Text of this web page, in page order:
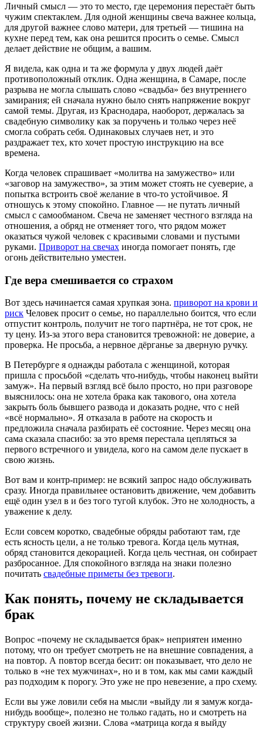
Личный смысл — это то место, где церемония перестаёт быть
чужим спектаклем. Для одной женщины свеча важнее кольца,
для другой важнее слово матери, для третьей — тишина на
кухне перед тем, как она решится просить о семье. Смысл
делает действие не общим, а вашим.
Я видела, как одна и та же формула у двух людей даёт
противоположный отклик. Одна женщина, в Самаре, после
разрыва не могла слышать слово «свадьба» без внутреннего
замирания; ей сначала нужно было снять напряжение вокруг
самой темы. Другая, из Краснодара, наоборот, держалась за
свадебную символику как за поручень и только через неё
смогла собрать себя. Одинаковых случаев нет, и это
раздражает тех, кто хочет простую инструкцию на все
времена.
Когда человек спрашивает «молитва на замужество» или
«заговор на замужество», за этим может стоять не суеверие, а
попытка встроить своё желание в что-то устойчивое. Я
отношусь к этому спокойно. Главное — не путать личный
смысл с самообманом. Свеча не заменяет честного взгляда на
отношения, а обряд не отменяет того, что рядом может
оказаться чужой человек с красивыми словами и пустыми
руками. Приворот на свечах иногда помогает понять, где
огонь действительно уместен.
Где вера смешивается со страхом
Вот здесь начинается самая хрупкая зона. приворот на крови и
риск Человек просит о семье, но параллельно боится, что если
отпустит контроль, получит не того партнёра, не тот срок, не
ту цену. Из-за этого вера становится тревожной: не доверие, а
проверка. Не просьба, а нервное дёрганье за дверную ручку.
В Петербурге я однажды работала с женщиной, которая
пришла с просьбой «сделать что-нибудь, чтобы наконец выйти
замуж». На первый взгляд всё было просто, но при разговоре
выяснилось: она не хотела брака как такового, она хотела
закрыть боль бывшего развода и доказать родне, что с ней
«всё нормально». Я отказала в работе на скорость и
предложила сначала разбирать её состояние. Через месяц она
сама сказала спасибо: за это время перестала цепляться за
первого встречного и увидела, кого на самом деле пускает в
свою жизнь.
Вот вам и контр-пример: не всякий запрос надо обслуживать
сразу. Иногда правильнее остановить движение, чем добавить
ещё один узел в и без того тугой клубок. Это не холодность, а
уважение к делу.
Если совсем коротко, свадебные обряды работают там, где
есть ясность цели, а не только тревога. Когда цель мутная,
обряд становится декорацией. Когда цель честная, он собирает
разбросанное. Для спокойного взгляда на знаки полезно
почитать свадебные приметы без тревоги.
Как понять, почему не складывается
брак
Вопрос «почему не складывается брак» неприятен именно
потому, что он требует смотреть не на внешние совпадения, а
на повтор. А повтор всегда бесит: он показывает, что дело не
только в «не тех мужчинах», но и в том, как мы сами каждый
раз подходим к порогу. Это уже не про невезение, а про схему.
Если вы уже ловили себя на мысли «выйду ли я замуж когда-
нибудь вообще», полезно не только гадать, но и смотреть на
структуру своей жизни. Слова «матрица когда я выйду